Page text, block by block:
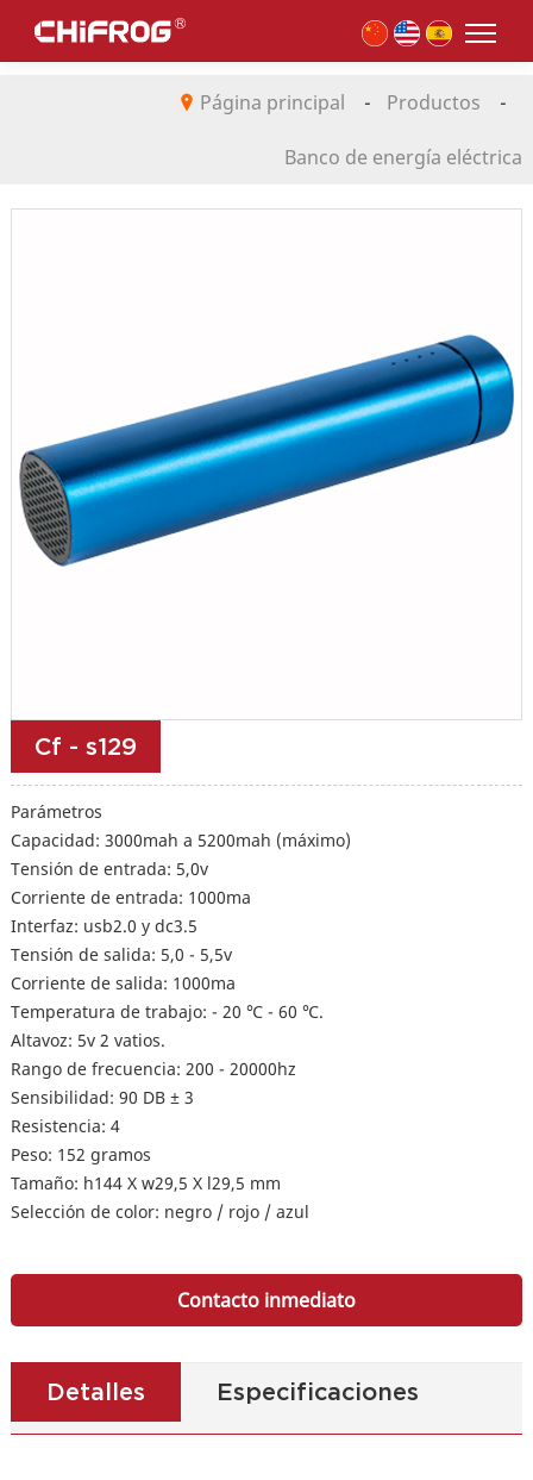
Página principal - Productos -
Banco de energía eléctrica
Cf - s129
Parámetros
Capacidad: 3000mah a 5200mah (máximo)
Tensión de entrada: 5,0v
Corriente de entrada: 1000ma
Interfaz: usb2.0 y dc3.5
Tensión de salida: 5,0 - 5,5v
Corriente de salida: 1000ma
Temperatura de trabajo: - 20 ℃ - 60 ℃.
Altavoz: 5v 2 vatios.
Rango de frecuencia: 200 - 20000hz
Sensibilidad: 90 DB ± 3
Resistencia: 4
Peso: 152 gramos
Tamaño: h144 X w29,5 X l29,5 mm
Selección de color: negro / rojo / azul
Contacto inmediato
Detalles Especificaciones